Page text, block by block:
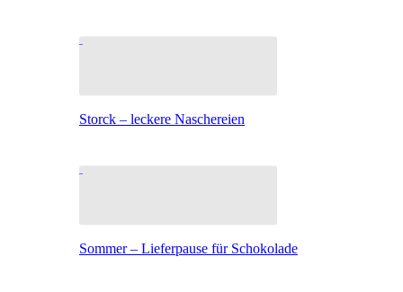
Storck – leckere Naschereien
Sommer – Lieferpause für Schokolade